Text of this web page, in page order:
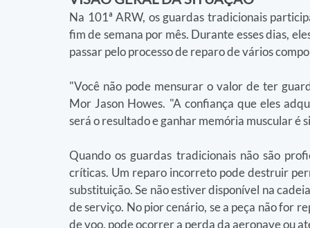
Na 101ª ARW, os guardas tradicionais
fim de semana por mês. Durante esses dias,
passar pelo processo de reparo de vários
"Você não pode mensurar o valor de ter
Mor Jason Howes. "A confiança que eles
será o resultado e ganhar memória muscular é
Quando os guardas tradicionais não são
críticas. Um reparo incorreto pode destruir
substituição. Se não estiver disponível na
de serviço. No pior cenário, se a peça não for
de voo, pode ocorrer a perda da aeronave ou